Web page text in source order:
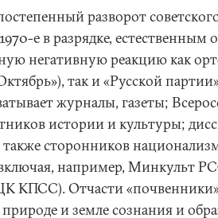
разворот
е в разрядке, естественным
негативную реакцию как
так и «Русской
журналы, газеты;
истории и культуры;
также сторонников
например, Минкульт
КПСС). Отчасти
и земле сознания и